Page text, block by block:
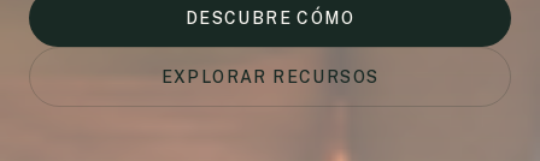
DESCUBRE CÓMO
EXPLORAR RECURSOS